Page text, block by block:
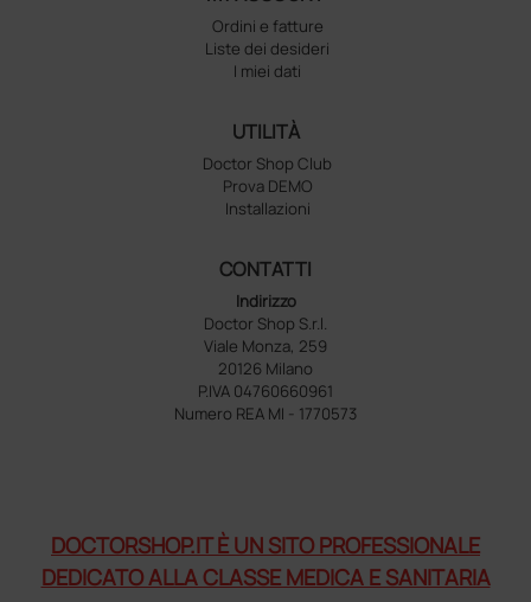
Ordini e fatture
Liste dei desideri
I miei dati
UTILITÀ
Doctor Shop Club
Prova DEMO
Installazioni
CONTATTI
Indirizzo
Doctor Shop S.r.l.
Viale Monza, 259
20126 Milano
P.IVA 04760660961
Numero REA MI - 1770573
DOCTORSHOP.IT È UN SITO PROFESSIONALE
DEDICATO ALLA CLASSE MEDICA E SANITARIA